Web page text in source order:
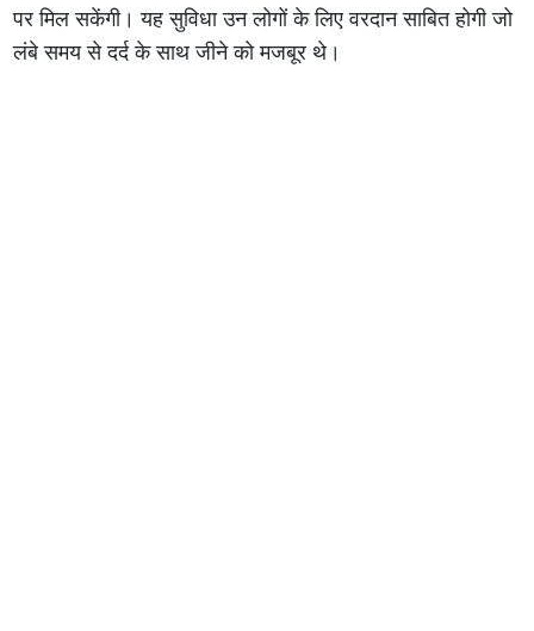
पर मिल सकेंगी। यह सुविधा उन लोगों के लिए वरदान साबित होगी जो
लंबे समय से दर्द के साथ जीने को मजबूर थे।